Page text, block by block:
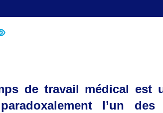
de travail médical est
l’un